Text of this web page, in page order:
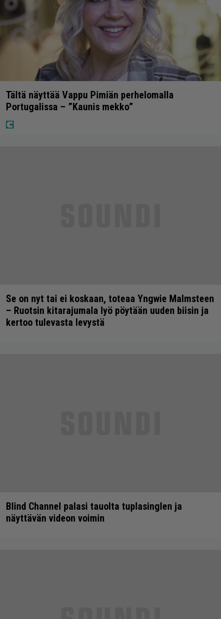
Tältä näyttää Vappu Pimiän perhelomalla
Portugalissa – ”Kaunis mekko”
Se on nyt tai ei koskaan, toteaa Yngwie Malmsteen
– Ruotsin kitarajumala lyö pöytään uuden biisin ja
kertoo tulevasta levystä
Blind Channel palasi tauolta tuplasinglen ja
näyttävän videon voimin